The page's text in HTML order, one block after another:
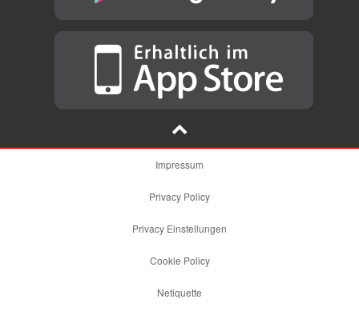
Impressum
Privacy Policy
Privacy Einstellungen
Cookie Policy
Netiquette